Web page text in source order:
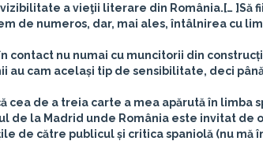
a vieţii literare din România.[… ]Să
de numeros, dar, mai ales, întâlnirea cu
contact nu numai cu muncitorii din
au cam același tip de sensibilitate, deci
cea de a treia carte a mea apărută în limba
de la Madrid unde România este invitat
de către publicul și critica spaniolă (nu mă